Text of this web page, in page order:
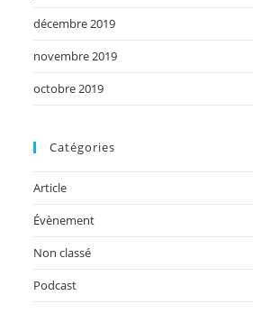
décembre 2019
novembre 2019
octobre 2019
Catégories
Article
Évènement
Non classé
Podcast